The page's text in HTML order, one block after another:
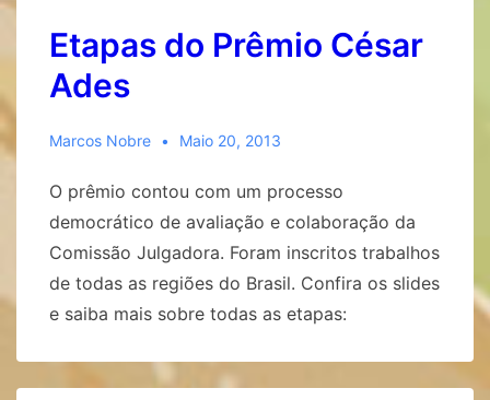
Etapas do Prêmio César
Ades
Marcos Nobre Maio 20, 2013
O prêmio contou com um processo
democrático de avaliação e colaboração da
Comissão Julgadora. Foram inscritos trabalhos
de todas as regiões do Brasil. Confira os slides
e saiba mais sobre todas as etapas: